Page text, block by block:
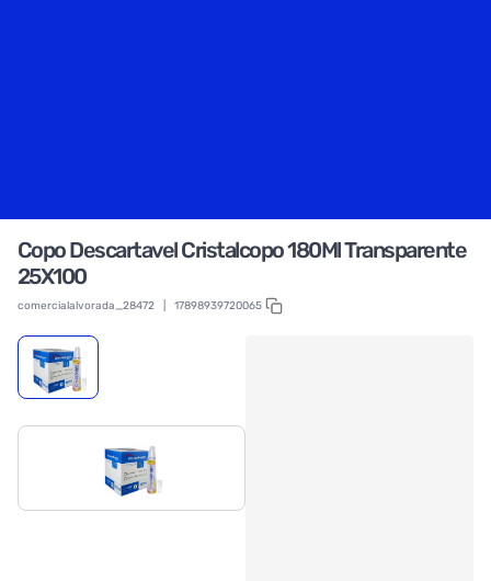
Copo Descartavel Cristalcopo 180Ml Transparente
25X100
comercialalvorada_28472 17898939720065